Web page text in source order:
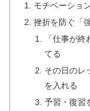
モチベーショ
挫折を防ぐ「
「仕事が
てる
その日のレ
を入れる
予習・復習